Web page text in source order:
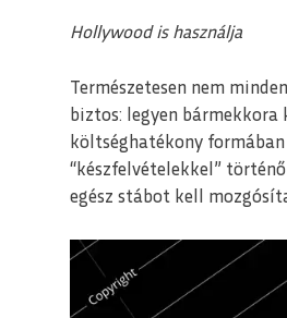
Hollywood is használja
Természetesen nem
biztos: legyen bármekkora
költséghatékony
“készfelvételekkel”
egész stábot kell
Videólejátszó